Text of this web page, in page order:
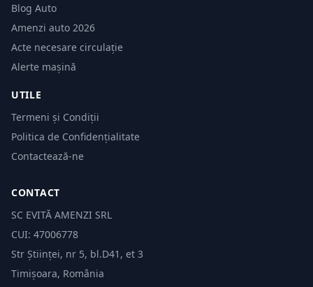
Blog Auto
Amenzi auto 2026
Acte necesare circulație
Alerte mașină
UTILE
Termeni și Condiții
Politica de Confidențialitate
Contactează-ne
CONTACT
SC EVITĂ AMENZI SRL
CUI: 47006778
Str Științei, nr 5, bl.D41, et 3
Timișoara, România